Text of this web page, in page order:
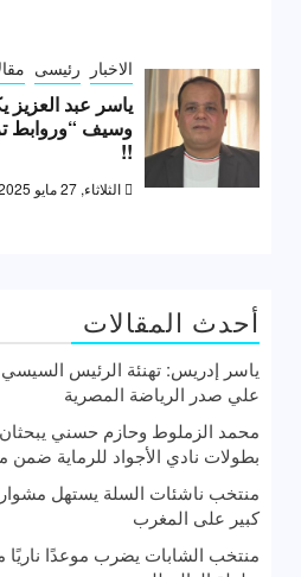
الاخبار رئيسى
ياسر عبد العزيز
وسيف “وروابط
!!
الثلاثاء, 27 مايو 2025, 11:00 م
أحدث المقالات
ياسر إدريس: تهنئة الرئيس
علي صدر الرياضة المصرية
محمد الزملوط وحازم حسني يبحثان
بطولات نادي الأجواد للرماية
منتخب ناشئات السلة يستهل
كبير على المغرب
منتخب الشابات يضرب موعدًا ناريًا